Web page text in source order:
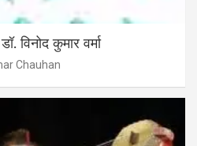
विनोद कुमार वर्मा
Chauhan